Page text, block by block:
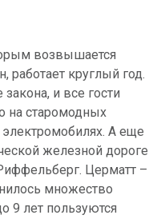
возвышается
работает круглый год.
и все гости
на старомодных
А еще
железной дороге
Церматт –
множество
9 лет пользуются